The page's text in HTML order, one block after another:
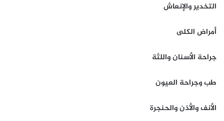
التخدير والإنعاش
أمراض الكلى
جراحة الأسنان واللثة
طب وجراحة العيون
الأنف والأذن والحنجرة